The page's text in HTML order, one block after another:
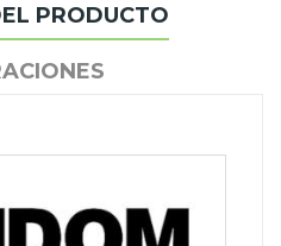
PRODUCTO